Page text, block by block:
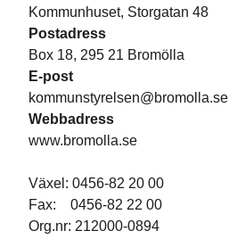
Kommunhuset, Storgatan 48
Postadress
Box 18, 295 21 Bromölla
E-post
kommunstyrelsen@bromolla.se
Webbadress
www.bromolla.se
Växel: 0456-82 20 00
Fax: 0456-82 22 00
Org.nr: 212000-0894